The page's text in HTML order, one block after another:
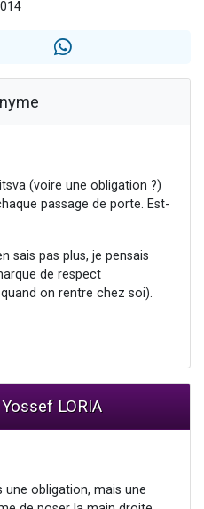
donner son Maasser
de donner son Maasser
3 personnes viennent de nous rejoindre sur WhatsApp
(voire une obligation ?)
passage de porte. Est-
sais pas plus, je pensais
de respect
on rentre chez soi).
LORIA
une obligation, mais une